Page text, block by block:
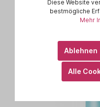
Diese Website
bestmögliche
Mehr
Ablehnen
Alle